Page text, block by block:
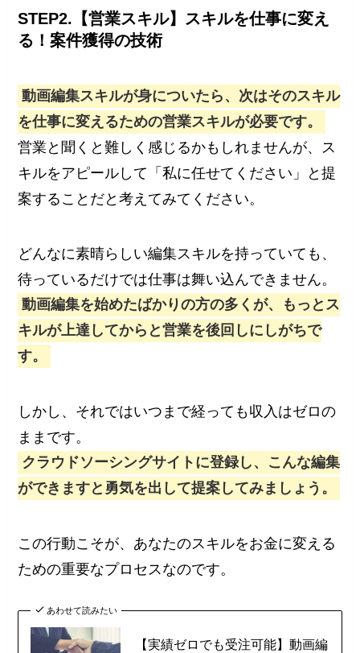
STEP2.【営業スキル】スキルを仕事に変え
る！案件獲得の技術
動画編集スキルが身についたら、次はそのスキル
を仕事に変えるための営業スキルが必要です。
営業と聞くと難しく感じるかもしれませんが、ス
キルをアピールして「私に任せてください」と提
案することだと考えてみてください。
どんなに素晴らしい編集スキルを持っていても、
待っているだけでは仕事は舞い込んできません。
動画編集を始めたばかりの方の多くが、もっとス
キルが上達してからと営業を後回しにしがちで
す。
しかし、それではいつまで経っても収入はゼロの
ままです。
クラウドソーシングサイトに登録し、こんな編集
ができますと勇気を出して提案してみましょう。
この行動こそが、あなたのスキルをお金に変える
ための重要なプロセスなのです。
あわせて読みたい
【実績ゼロでも受注可能】動画編